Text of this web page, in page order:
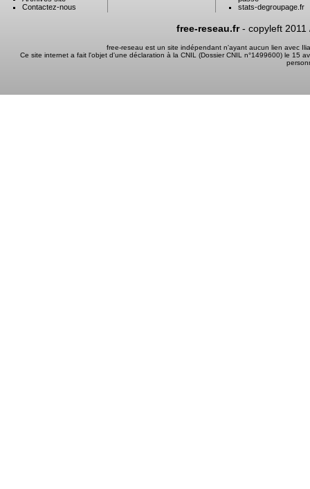
Contactez-nous
stats-degroupage.fr
free-reseau.fr- copyleft 2011
free-reseau est un site indépendant n'ayant aucun lien avec
Ce site internet a fait l'objet d'une déclaration à la CNIL (Dossier CNIL n°1499600) le 15